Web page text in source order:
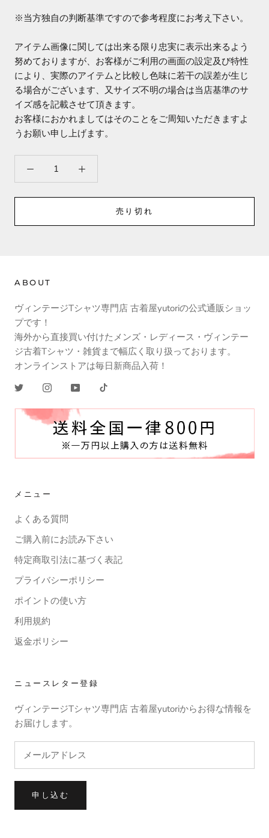
※当方独自の判断基準ですので参考程度にお考え下さい。
アイテム画像に関しては出来る限り忠実に表示出来るよう
努めておりますが、お客様がご利用の画面の設定及び特性
により、実際のアイテムと比較し色味に若干の誤差が生じ
る場合がございます、又サイズ不明の場合は当店基準のサ
イズ感を記載させて頂きます。
お客様におかれましてはそのことをご周知いただきますよ
うお願い申し上げます。
売り切れ
ABOUT
ヴィンテージTシャツ専門店 古着屋yutoriの公式通販ショッ
プです！
海外から直接買い付けたメンズ・レディース・ヴィンテー
ジ古着Tシャツ・雑貨まで幅広く取り扱っております。
オンラインストアは毎日新商品入荷！
メニュー
よくある質問
ご購入前にお読み下さい
特定商取引法に基づく表記
プライバシーポリシー
ポイントの使い方
利用規約
返金ポリシー
ニュースレター登録
ヴィンテージTシャツ専門店 古着屋yutoriからお得な情報を
お届けします。
申し込む